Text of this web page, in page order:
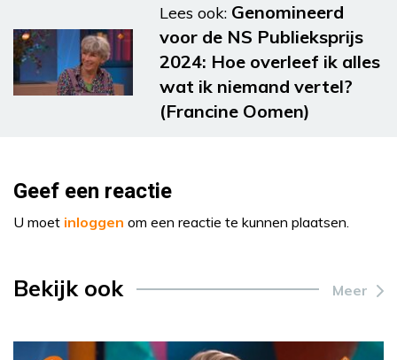
Lees ook: Genomineerd
voor de NS Publieksprijs
2024: Hoe overleef ik alles
wat ik niemand vertel?
(Francine Oomen)
Geef een reactie
U moet inloggen om een reactie te kunnen plaatsen.
Bekijk ook Meer